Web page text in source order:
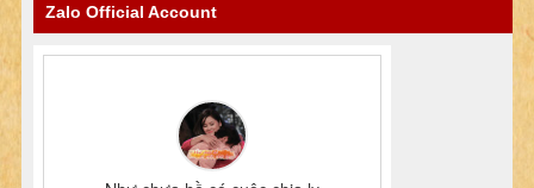
Zalo Official Account